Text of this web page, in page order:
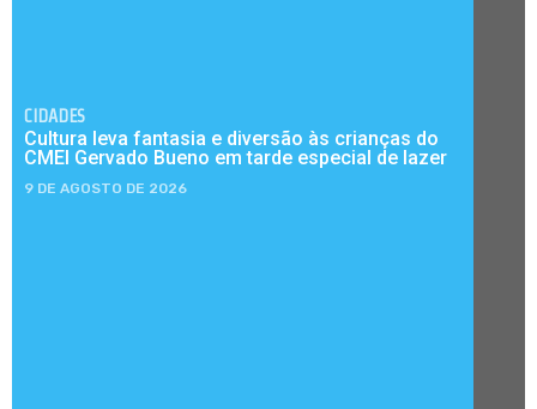
CIDADES
Cultura leva fantasia e diversão às crianças do
CMEI Gervado Bueno em tarde especial de lazer
9 DE AGOSTO DE 2026